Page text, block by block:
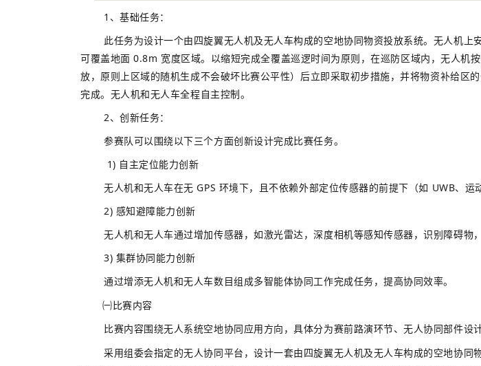
1、基础任务：
此任务为设计一个由四旋翼无人机及无人车构成的空地协同物资投放系统。无人机
可覆盖地面 0.8m 宽度区域。以缩短完成全覆盖巡逻时间为原则，在巡防区域内，无人机
放，原则上区域的随机生成不会破坏比赛公平性）后立即采取初步措施，并将物资补给
完成。无人机和无人车全程自主控制。
2、创新任务：
参赛队可以围绕以下三个方面创新设计完成比赛任务。
1) 自主定位能力创新
无人机和无人车在无 GPS 环境下，且不依赖外部定位传感器的前提下（如 UWB、运
2) 感知避障能力创新
无人机和无人车通过增加传感器，如激光雷达，深度相机等感知传感器，识别障碍物
3) 集群协同能力创新
通过增添无人机和无人车数目组成多智能体协同工作完成任务，提高协同效率。
㈠比赛内容
比赛内容围绕无人系统空地协同应用方向，具体分为赛前路演环节、无人协同部件设
采用组委会指定的无人协同平台，设计一套由四旋翼无人机及无人车构成的空地协